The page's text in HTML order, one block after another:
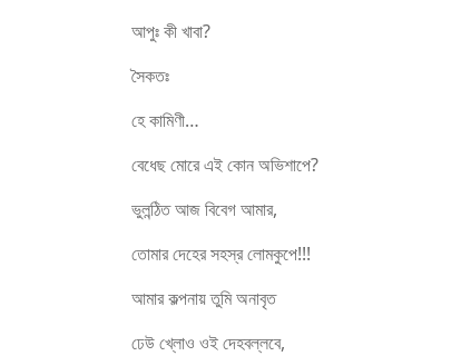
আপুঃ কী খাবা?
সৈকতঃ
হে কামিণী…
বেধেছ মোরে এই কোন অভিশাপে?
ভুলন্ঠিত আজ বিবেগ আমার,
তোমার দেহের সহস্র লোমকুপে!!!
আমার কল্পনায় তুমি অনাবৃত
ঢেউ খে্লাও ওই দেহবল্লবে,